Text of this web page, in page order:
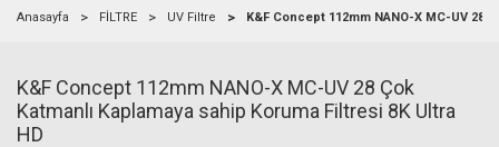
Canon R6 Mark IIIBundle Setler
Alışverişe
Başla
Anasayfa FİLTRE UV Filtre K&F Concept 112mm NANO-X MC-UV 28
K&F Concept 112mm NANO-X MC-UV 28 Çok
Katmanlı Kaplamaya sahip Koruma Filtresi 8K Ultra
HD